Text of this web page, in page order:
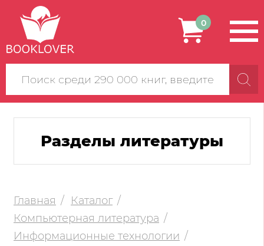
Поиск
по
сайту
0
Разделы литературы
Главная
Каталог
Компьютерная литература
Информационные технологии